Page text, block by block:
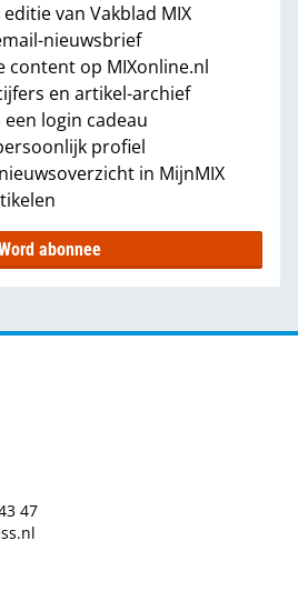
van Vakblad MIX
nieuwsbrief
content op MIXonline.nl
en artikel-archief
een login cadeau
profiel
in MijnMIX
abonnee
47